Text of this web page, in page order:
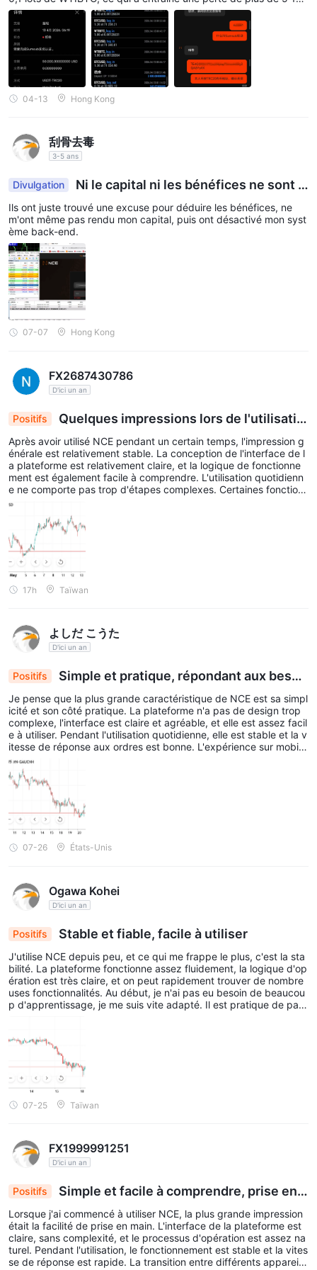
Levier est progressivement réduit étape par étape. C'est
réduit soudainement en raison de la croissance de
l'équité du compte, ce qui contribue à réduire le risque de
liquidation forcée causée par un Marge insuffisant.
Le Effet de Levier par défaut chez NCE est1:5000
s'applique à Forex et le trading de métaux précieux
demander des ajustements Effet de Levier à
1:200 ou 1:100.
Pétrole brut :
fixé à1:200
Cryptomonnaies et Indices :fixé à1:100
Spreads et Commissions
NCE propose des conditions de trading sur ses différents types
de comptes, avec des structures de spreads et de commissions
flexibles :
Sur la base d'un principe de cohérence,
point » comme le dernier chiffre après la virgule d'un
En termes de compétitivité Spread :
LeCompte Royaloffre des spreads plus bas que le
Plus
LeCompte Plus offre des spreads plus bas que le
base
LeCompte Rawfournit leles spreads les plus bas dans
l'ensemble
Cependant, pour leCompte RawtradingForex et métaux
précieux
entraîne une commission de
côté
Par conséquent, le coût total de trading du Raw Account
est généralement inférieur
Compte de Base
Si vous souhaitez consulter rapidement les spreads et les taux
https://xnce.com/uploads/swap.xlsx
Plateforme de Trading
MetaTrader 5 (MT5)qui est disponible sur les ordinateurs de
bureau, le web et les appareils mobiles. MT5 est une plateforme
de trading populaire et largement reconnue, connue pour son
interface conviviale et ses fonctionnalités robustes. Elle offre
aux traders un accès à une gamme d'instruments financiers,
notamment Forex, Indices, Matières Premières, et plus encore.
MT5 propose des capacités de graphique avancées, des outils
d'analyse technique, des indicateurs personnalisables et la
possibilité d'automatiser des stratégies de trading à l'aide de
exécuter des transactions, gérer des ordres et surveiller les
conditions du marché en temps réel en utilisant MT5.
API FIX
L'API FIX de NCE propose des solutions de trading sur mesure
couvrant tout le spectre du marché. Elle offre des options
personnalisées pour les traders individuels, améliore l'efficacité
pour les gestionnaires d'actifs et les fonds spéculatifs, et
pour les courtiers et les entreprises. Avec une tarification
compétitive pour les partenaires institutionnels, cette API
polyvalente répond à divers besoins de trading, des stratégies
personnalisées aux opérations à grande échelle.
À NCE, les traders bénéficient d'un accès à une gamme
complète deCalendrier Économique
marchés financiers mondiaux. Cet outil permet aux traders de
rester informés des annonces clés telles que les décisions des
banques centrales, les publications de données économiques
(comme les rapports sur le PIB et les chiffres de l'emploi), et les
$ sur mon compte. Lorsque j'ai contacté le service client, ils ont
prétendu que j'avais abusé de la protection contre les soldes né
gatifs, mais j'ai fermé mes positions de manière proactive et il n'y
a eu aucune liquidation malveillante ni abus de la protection cont
re les soldes négatifs. Veuillez me restituer mon capital et mes b
énéfices, je vous en serai extrêmement reconnaissant.
04-13 Hong Kong
刮骨去毒
3-5 ans
Divulgation
Ni le capital ni les bénéfices ne sont a
utorisés à être retirés.
Ils ont juste trouvé une excuse pour déduire les bénéfices, ne
m'ont même pas rendu mon capital, puis ont désactivé mon syst
ème back-end.
07-07 Hong Kong
FX2687430786
D'ici un an
Positifs
Quelques impressions lors de l'utilisatio
n
Après avoir utilisé NCE pendant un certain temps, l'impression g
énérale est relativement stable. La conception de l'interface de l
a plateforme est relativement claire, et la logique de fonctionne
ment est également facile à comprendre. L'utilisation quotidienn
e ne comporte pas trop d'étapes complexes. Certaines fonction
nalités peuvent encore être optimisées, mais l'expérience d'utilis
ation actuelle correspond globalement aux attentes, et la perfor
mance globale est assez stable.
17h Taïwan
よしだ こうた
D'ici un an
Positifs
Simple et pratique, répondant aux besoi
ns quotidiens
Je pense que la plus grande caractéristique de NCE est sa simpl
icité et son côté pratique. La plateforme n'a pas de design trop
complexe, l'interface est claire et agréable, et elle est assez facil
e à utiliser. Pendant l'utilisation quotidienne, elle est stable et la v
itesse de réponse aux ordres est bonne. L'expérience sur mobile
et sur ordinateur est assez cohérente. Les frais sont acceptable
s. Dans l'ensemble, c'est une plateforme assez simple et agréabl
e à utiliser.
07-26 États-Unis
Ogawa Kohei
D'ici un an
Positifs Stable et fiable, facile à utiliser
J'utilise NCE depuis peu, et ce qui me frappe le plus, c'est la sta
bilité. La plateforme fonctionne assez fluidement, la logique d'op
ération est très claire, et on peut rapidement trouver de nombre
uses fonctionnalités. Au début, je n'ai pas eu besoin de beaucou
p d'apprentissage, je me suis vite adapté. Il est pratique de pass
07-25 Taïwan
FX1999991251
D'ici un an
Positifs
Simple et facile à comprendre, prise en
main rapide
Lorsque j'ai commencé à utiliser NCE, la plus grande impression
était la facilité de prise en main. L'interface de la plateforme est
claire, sans complexité, et le processus d'opération est assez na
turel. Pendant l'utilisation, le fonctionnement est stable et la vites
se de réponse est rapide. La transition entre différents appareils